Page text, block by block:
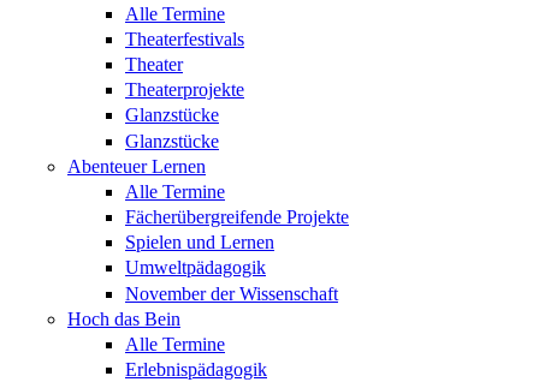
Alle Termine
Theaterfestivals
Theater
Theaterprojekte
Glanzstücke
Glanzstücke
Abenteuer Lernen
Alle Termine
Fächerübergreifende Projekte
Spielen und Lernen
Umweltpädagogik
November der Wissenschaft
Hoch das Bein
Alle Termine
Erlebnispädagogik